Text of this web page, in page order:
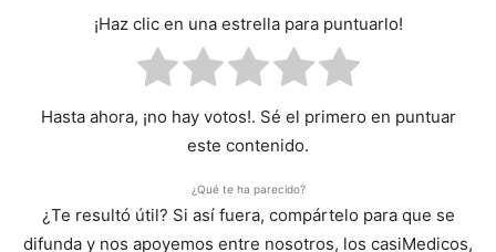
¡Haz clic en una estrella para puntuarlo!
Hasta ahora, ¡no hay votos!. Sé el primero en puntuar
este contenido.
¿Qué te ha parecido?
¿Te resultó útil? Si así fuera, compártelo para que se
difunda y nos apoyemos entre nosotros, los casiMedicos,